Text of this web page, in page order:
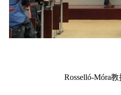
Rosselló-Móra教